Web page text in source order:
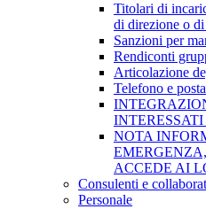
Titolari di
di direzione o
Sanzioni per
Rendiconti
Articolazione
Telefono e
INTERESSATI
NOTA
ACCEDE AI
Consulenti e
Personale